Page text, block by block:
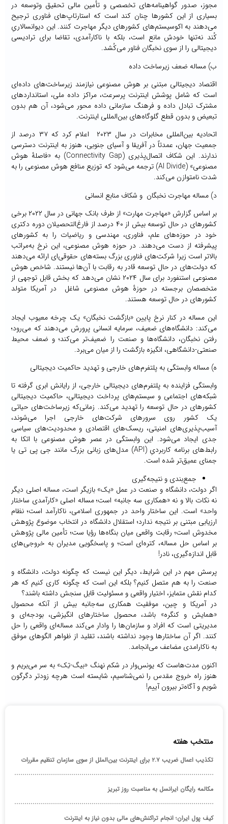
مجوز، صدور گواهینامه‌های تخصصی و تأمین مالی تحقیق ‌وتوسعه در
بسیاری از این کشورها چنان کند است که استارتاپ‌های فناوری ترجیح
می‌دهند به اکوسیستم‌های کشورهای دیگر مهاجرت کنند. این دیوانسالاریِ
کُند نه‌تنها خودش مانع است، بلکه با ناکارآمدی، تقاضا برای ترادیسی
دیجیتالی را از سوی نخبگان فناور می‌کُشد.
ب) مساله ضعف زیرساخت داده
اقتصاد دیجیتالی مبتنی بر هوش مصنوعی نیازمند زیرساخت‌های داده‌‌ای
است که شامل پوشش اینترنت پرسرعت، مراکز داده ملی، استانداردهای
مشترک تبادل داده و فرهنگ سازمانی داده ‌محور می‌شود، آن هم بدون
تبعیض و بدون قطع گلوگاه‌های بین‌المللی اینترنت.
اتحادیه بین‌المللی مخابرات در سال ۲۰۲۳ اعلام کرد که ۳۷ درصد از
جمعیت جهان، عمدتاً در آفریقا و آسیای جنوبی، هنوز به اینترنت دسترسی
ندارند. این شکاف اتصال‌پذیری (Connectivity Gap) به «فاصلۀ هوش
مصنوعی» (AI Divide) ترجمه می‌شود که توزیع منافع هوش مصنوعی را به
شدت نامتوازن می‌کند.
د) مساله مهاجرت نخبگان و شکاف منابع انسانی
بر اساس گزارش «مهاجرت مهارت» از طرف بانک جهانی در سال ۲۰۲۲ برخی
کشورهای در حال توسعه بیش از ۴۰ درصد از فارغ‌التحصیلان دوره دکتری
خود در حوزه‌های علم، فناوری، مهندسی و ریاضیات را به کشورهای
پیشرفته از دست می‌دهند. در حوزه هوش مصنوعی، این نرخ به‌مراتب
بالاتر است زیرا شرکت‌های فناوری بزرگ بسته‌های حقوقی‌ای ارائه می‌دهند
که دولت‌های در حال توسعه قادر به رقابت با آن‌ها نیستند. شاخص هوش
مصنوعی استنفورد برای سال ۲۰۲۴ نشان می‌دهد که بخش قابل ‌توجهی از
متخصصان برجسته در حوزۀ هوش مصنوعی شاغل در آمریکا متولد
کشورهای در حال توسعه هستند.
این مساله در کنار نرخ پایین «بازگشت نخبگان» یک چرخه معیوب ایجاد
می‌کند: دانشگاه‌های ضعیف، سرمایه انسانی پرورش می‌دهند که می‌رود؛
رفتن نخبگان، دانشگاه‌ها و صنعت را ضعیف‌تر می‌کند؛ و ضعف محیط
صنعتی-دانشگاهی، انگیزه بازگشت را از میان می‌برد.
ه) مساله وابستگی به پلتفرم‌های خارجی و تهدید حاکمیت دیجیتالی
وابستگی فزاینده به پلتفرم‌های دیجیتالی خارجی، از رایانش ابری گرفته تا
شبکه‌های اجتماعی و سیستم‌های پرداخت دیجیتالی، حاکمیت دیجیتالی
کشورهای در حال توسعه را تهدید می‌کند. زمانی‌که زیرساخت‌های حیاتی
یک کشور روی سرورهای شرکت‌های خارجی اجرا می‌شوند،
آسیب‌پذیری‌های امنیتی، ریسک‌های اقتصادی و محدودیت‌های سیاسی
جدی ایجاد می‌شود. این وابستگی در عصر هوش مصنوعی با اتکا به
رابط‌های برنامه کاربردیِ (API) مدل‌های زبانی بزرگ مانند جی پی تی یا
جمنای عمیق‌تر شده است.
جمع‌بندی و نتیجه‌گیری
اگر دولت، دانشگاه و صنعت در عمل «یک» بازیگر است، مساله اصلی دیگر
نه نکات بالا و نه «همکاری سه جانبه» است؛ مساله اصلی «کارآمدی ساختار
واحد» است. این ساختار واحد در جمهوری اسلامی، ناکارآمد است؛ نظام
ارزیابی مبتنی بر نتیجه ندارد؛ استقلال دانشگاه در انتخاب موضوع پژوهش
مخدوش است؛ رقابت واقعی میان بنگاه‌ها رؤیا ست؛ تأمین مالی پژوهش
بر اساس حل مساله، کتره‌ای است؛ و پاسخگویی مدیران به خروجی‌های
قابل اندازه‌گیری، نادر!
پرسش مهم در این شرایط، دیگر این نیست که چگونه دولت، دانشگاه و
صنعت را به هم متصل کنیم؟ بلکه این است که چگونه کاری کنیم که هر
کدام نقش متمایز، اختیار واقعی و مسئولیت قابل سنجش داشته باشند؟
در آمریکا و چین، موفقیت همکاری سه‌جانبه بیش از آنکه محصول
«همایش و کنگره» باشد، محصول ساختارهای انگیزشی، بودجه‌ای و
مدیریتی است که افراد و سازمان‌ها را وادار می‌کند مساله‌ای واقعی را حل
کنند. اگر آن ساختارها وجود نداشته باشند، تقلید از ظواهر الگوهای موفق
به ناکارامدی مضاعف می‌انجامد.
اکنون مدت‌هاست که یونس‌وار در شکم نهنگ «بیگ-تِک» به سر می‌بریم و
هنوز راه خروج مقدس را نمی‌شناسیم، شایسته است هرچه زودتر دگرگون
شویم و آگاه‌تر بیرون آییم!
منتخب هفته
تکذیب اعمال ضریب ۲.۷ برای اینترنت بین‌الملل از سوی سازمان تنظیم مقررات
مکالمه رایگان ایرانسل به مناسبت روز تبریز
کیف پول ایران؛ انجام تراکنش‌های مالی بدون نیاز به اینترنت